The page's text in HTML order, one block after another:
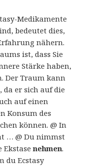
Medikamente
bedeutet dies,
nähern.
ist, dass Sie
Stärke haben,
Der Traum kann
da er sich auf die
auf einen
Konsum des
können. @ In
… @ Du nimmst
Ekstasenehmen.
du Ecstasy